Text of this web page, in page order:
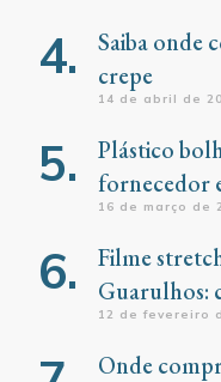
Saiba onde
crepe
14 de abril de
Plástico
fornecedor
16 de março de
Filme
Guarulhos:
12 de fevereiro
Onde